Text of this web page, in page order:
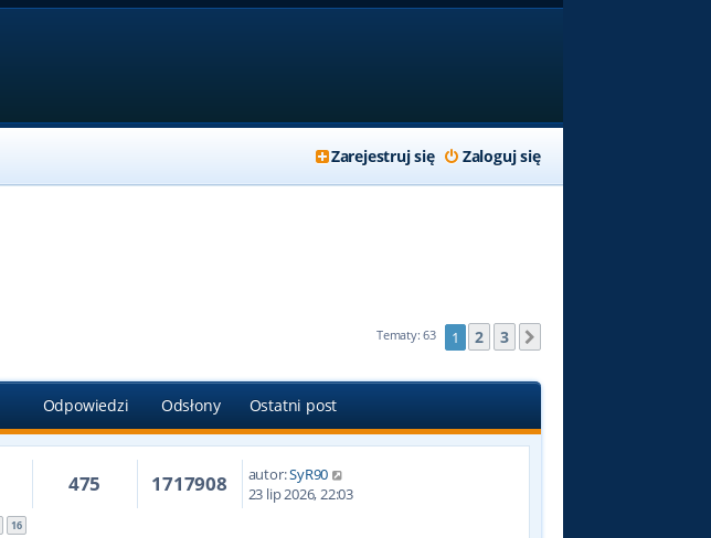
Zaloguj się
Zarejestruj się
Tematy: 63 1 2 3
Odpowiedzi Odsłony Ostatni post
16
475 1717908 autor:SyR90
23 lip 2026, 22:03